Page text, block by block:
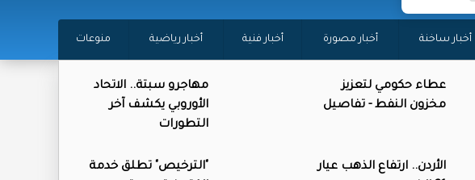
أخبار ساخنة أخبار مصورة أخبار فنية أخبار رياضية منوعات
عطاء حكومي لتعزيز
مخزون النفط - تفاصيل
مهاجرو سبتة.. الاتحاد
الأوروبي يكشف آخر
التطورات
الأردن.. ارتفاع الذهب عيار
"الترخيص" تطلق خدمة